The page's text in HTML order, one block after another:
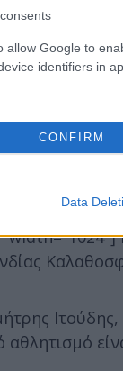
allow Google to
identifiers in
CONFIRM
Data
width="1024"]
Μπάσκετ[/
κ.
Τώρα το
width="1024"]